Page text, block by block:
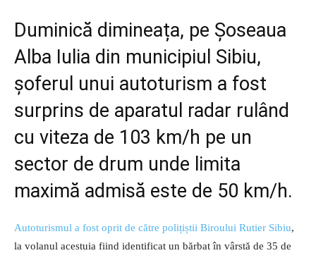
Duminică dimineața, pe Șoseaua
Alba Iulia din municipiul Sibiu,
șoferul unui autoturism a fost
surprins de aparatul radar rulând
cu viteza de 103 km/h pe un
sector de drum unde limita
maximă admisă este de 50 km/h.
Autoturismul a fost oprit de către polițiștii Biroului Rutier Sibiu,
la volanul acestuia fiind identificat un bărbat în vârstă de 35 de